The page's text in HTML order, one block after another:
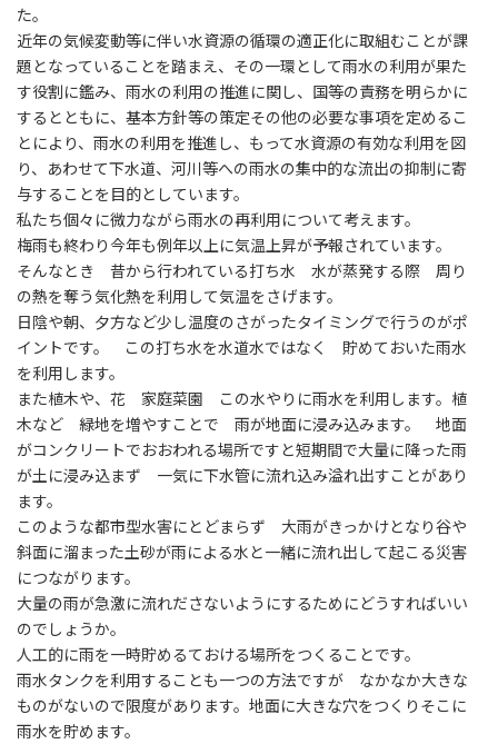
た。
近年の気候変動等に伴い水資源の循環の適正化に取組むことが課
題となっていることを踏まえ、その一環として雨水の利用が果た
す役割に鑑み、雨水の利用の推進に関し、国等の責務を明らかに
するとともに、基本方針等の策定その他の必要な事項を定めるこ
とにより、雨水の利用を推進し、もって水資源の有効な利用を図
り、あわせて下水道、河川等への雨水の集中的な流出の抑制に寄
与することを目的としています。
私たち個々に微力ながら雨水の再利用について考えます。
梅雨も終わり今年も例年以上に気温上昇が予報されています。
そんなとき 昔から行われている打ち水 水が蒸発する際 周り
の熱を奪う気化熱を利用して気温をさげます。
日陰や朝、夕方など少し温度のさがったタイミングで行うのがポ
イントです。 この打ち水を水道水ではなく 貯めておいた雨水
を利用します。
また植木や、花 家庭菜園 この水やりに雨水を利用します。植
木など 緑地を増やすことで 雨が地面に浸み込みます。 地面
がコンクリートでおおわれる場所ですと短期間で大量に降った雨
が土に浸み込まず 一気に下水管に流れ込み溢れ出すことがあり
ます。
このような都市型水害にとどまらず 大雨がきっかけとなり谷や
斜面に溜まった土砂が雨による水と一緒に流れ出して起こる災害
につながります。
大量の雨が急激に流れださないようにするためにどうすればいい
のでしょうか。
人工的に雨を一時貯めるておける場所をつくることです。
雨水タンクを利用することも一つの方法ですが なかなか大きな
ものがないので限度があります。地面に大きな穴をつくりそこに
雨水を貯めます。